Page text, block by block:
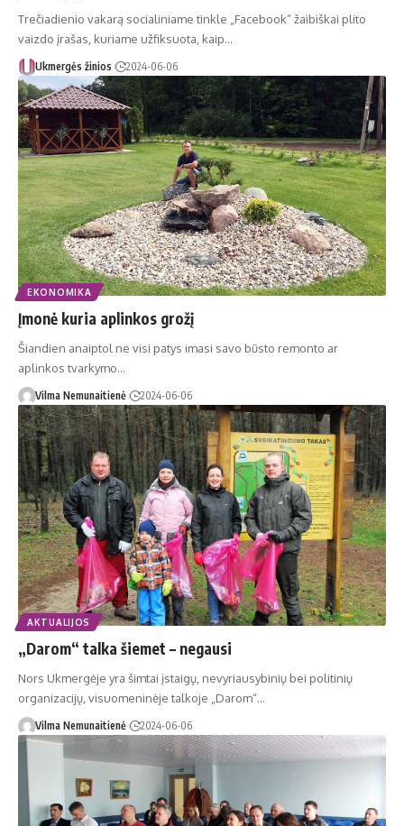
Trečiadienio vakarą socialiniame tinkle „Facebook“ žaibiškai plito
vaizdo įrašas, kuriame užfiksuota, kaip…
Ukmergės žinios 2024-06-06
EKONOMIKA
Įmonė kuria aplinkos grožį
Šiandien anaiptol ne visi patys imasi savo būsto remonto ar
aplinkos tvarkymo…
Vilma Nemunaitienė 2024-06-06
AKTUALIJOS
„Darom“ talka šiemet – negausi
Nors Ukmergėje yra šimtai įstaigų, nevyriausybinių bei politinių
organizacijų, visuomeninėje talkoje „Darom“…
Vilma Nemunaitienė 2024-06-06